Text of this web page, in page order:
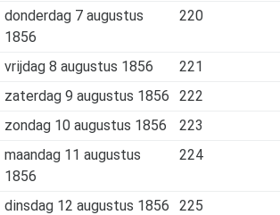
donderdag 7 augustus
1856
220
vrijdag 8 augustus 1856 221
zaterdag 9 augustus 1856
222
zondag 10 augustus 1856
223
maandag 11 augustus
1856
224
dinsdag 12 augustus 1856 225